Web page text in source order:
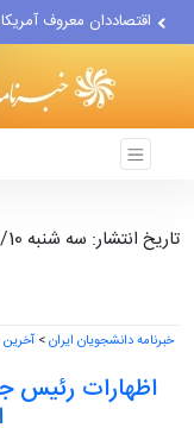
اقتصاددان معروف
انتشار اخبار جعلی
هفته جاری فقط ۶ نفتکش از...
تاریخ انتشار: سه شنبه 1403/07/10 - 20:53
خبرنامه دانشجویان ایران>
اظهارات رئیس